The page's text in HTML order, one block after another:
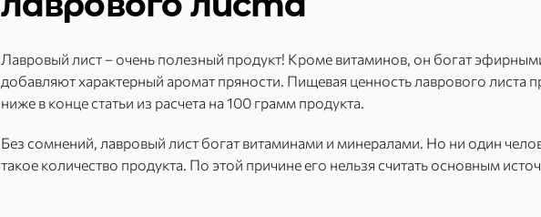
Лавровый лист – очень полезный продукт! Кроме витаминов, он богат
добавляют характерный аромат пряности. Пищевая ценность лаврового листа
ниже в конце статьи из расчета на 100 грамм продукта.
Без сомнений, лавровый лист богат витаминами и минералами. Но ни один
такое количество продукта. По этой причине его нельзя считать основным